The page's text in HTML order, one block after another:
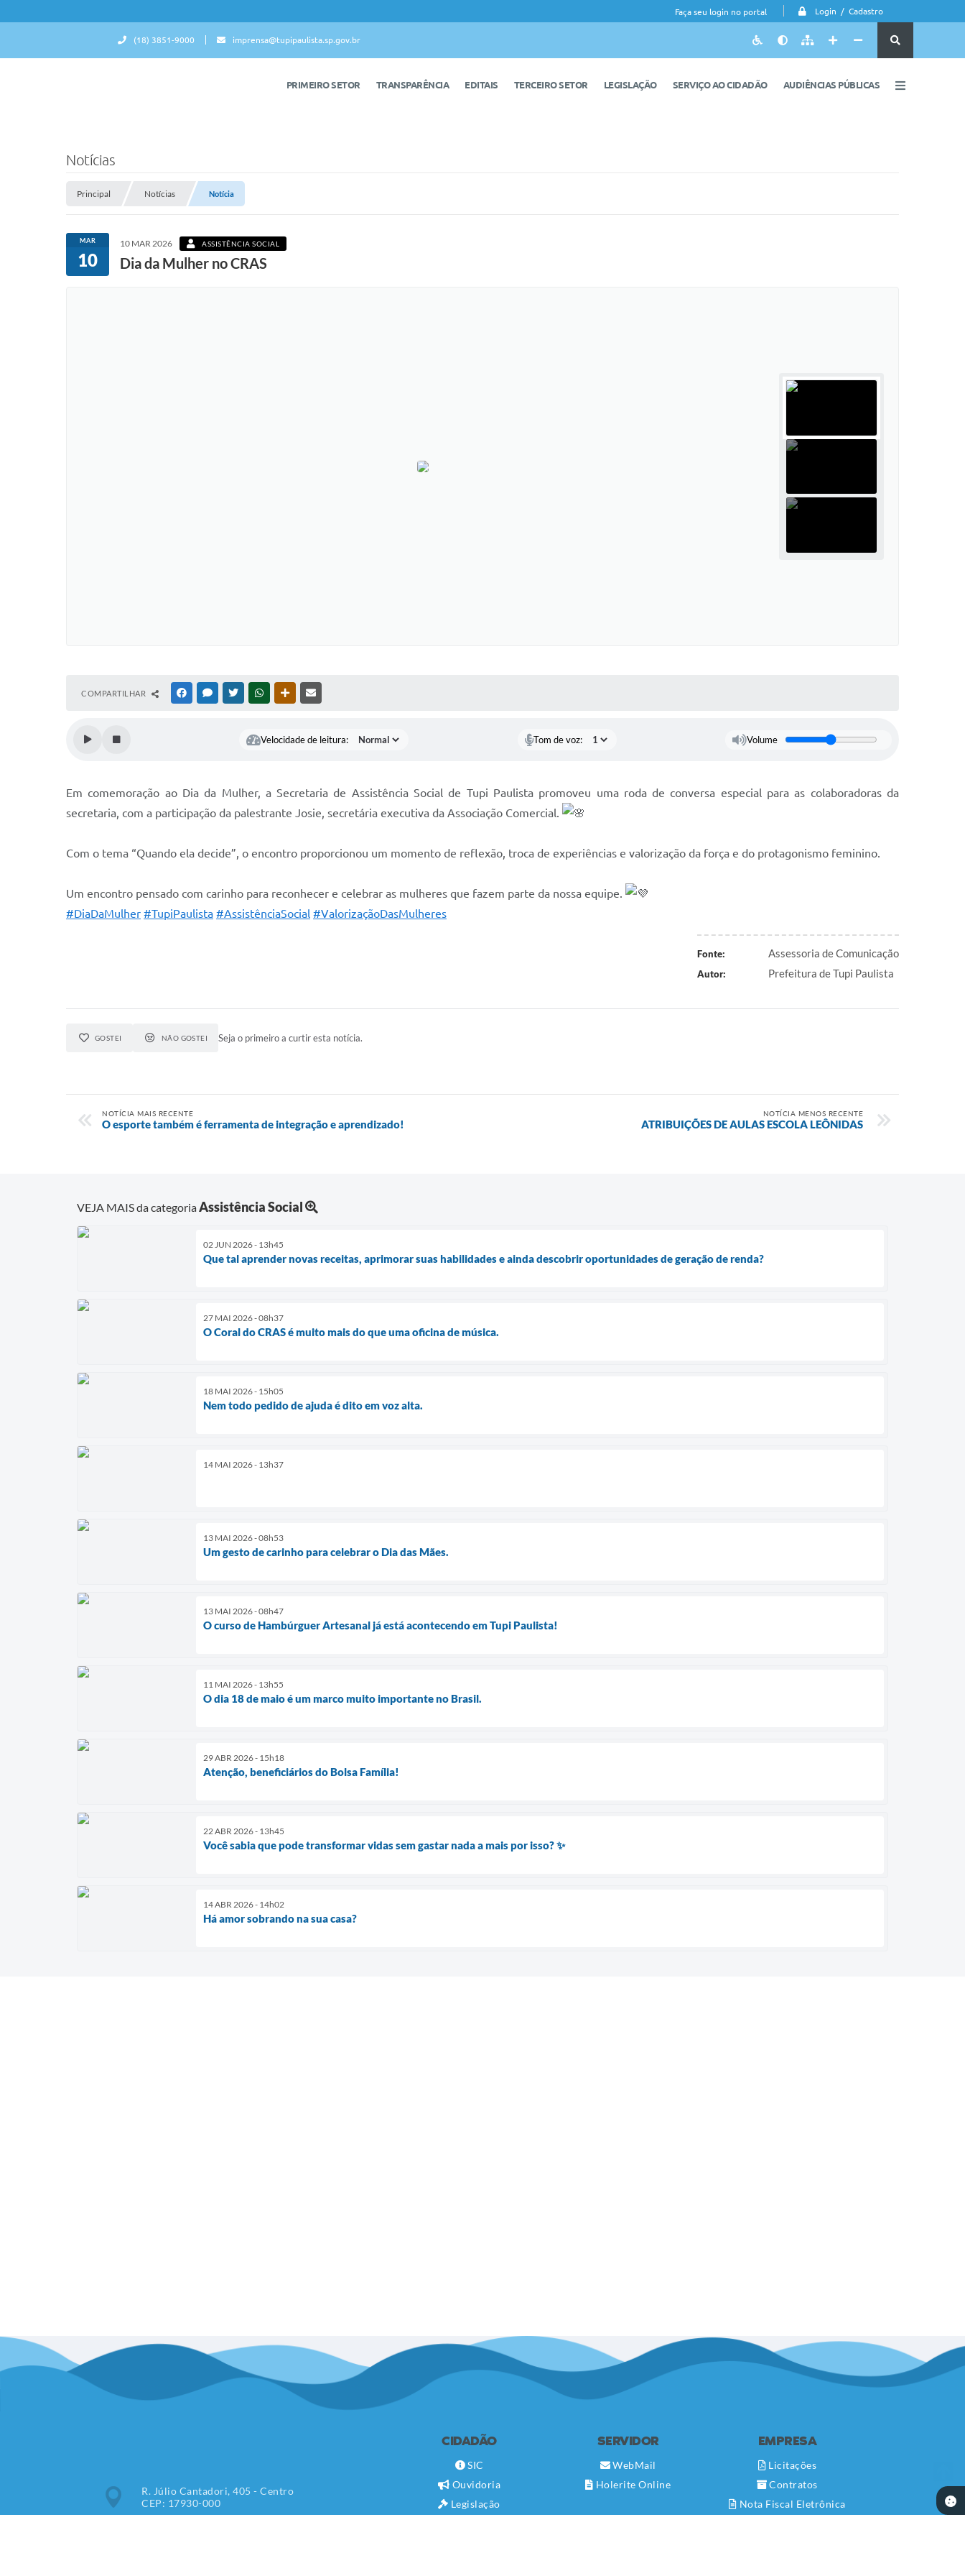
Faça seu login no portal Login / Cadastro
(18) 3851-9000 imprensa@tupipaulista.sp.gov.br
PRIMEIRO SETOR TRANSPARÊNCIA EDITAIS TERCEIRO SETOR LEGISLAÇÃO SERVIÇO AO CIDADÃO AUDIÊNCIAS PÚBLICAS
Notícias
Principal Notícias Notícia
MAR
10
10 MAR 2026 ASSISTÊNCIA SOCIAL
Dia da Mulher no CRAS
COMPARTILHAR FACEBOOKMESSENGER
TWITTERWHATSAPPOUTRAS MÍDIAS
Velocidade de leitura: Tom de voz: Volume
Em comemoração ao Dia da Mulher, a Secretaria de Assistência Social de Tupi Paulista promoveu uma roda de conversa especial para as colaboradoras da
secretaria, com a participação da palestrante Josie, secretária executiva da Associação Comercial.
Com o tema “Quando ela decide”, o encontro proporcionou um momento de reflexão, troca de experiências e valorização da força e do protagonismo feminino.
Um encontro pensado com carinho para reconhecer e celebrar as mulheres que fazem parte da nossa equipe.
#DiaDaMulher #TupiPaulista #AssistênciaSocial #ValorizaçãoDasMulheres
Fonte: Assessoria de Comunicação
Autor: Prefeitura de Tupi Paulista
GOSTEI NÃO GOSTEI Seja o primeiro a curtir esta notícia.
NOTÍCIA MAIS RECENTE
O esporte também é ferramenta de integração e aprendizado!
NOTÍCIA MENOS RECENTE
ATRIBUIÇÕES DE AULAS ESCOLA LEÔNIDAS
VEJA MAIS da categoriaAssistência Social
02 JUN 2026 - 13h45
Que tal aprender novas receitas, aprimorar suas habilidades e ainda descobrir oportunidades de geração de renda?
27 MAI 2026 - 08h37
O Coral do CRAS é muito mais do que uma oficina de música.
18 MAI 2026 - 15h05
Nem todo pedido de ajuda é dito em voz alta.
14 MAI 2026 - 13h37
13 MAI 2026 - 08h53
Um gesto de carinho para celebrar o Dia das Mães.
13 MAI 2026 - 08h47
O curso de Hambúrguer Artesanal já está acontecendo em Tupi Paulista!
11 MAI 2026 - 13h55
O dia 18 de maio é um marco muito importante no Brasil.
29 ABR 2026 - 15h18
Atenção, beneficiários do Bolsa Família!
22 ABR 2026 - 13h45
Você sabia que pode transformar vidas sem gastar nada a mais por isso? ✨
14 ABR 2026 - 14h02
Há amor sobrando na sua casa?
R. Júlio Cantadori, 405 - Centro
CEP: 17930-000
CIDADÃO
SIC
Ouvidoria
Legislação
SERVIDOR
WebMail
Holerite Online
EMPRESA
Licitações
Contratos
Nota Fiscal Eletrônica